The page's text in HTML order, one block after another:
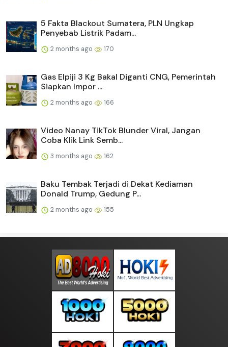
5 Fakta Blackout Sumatera, PLN Ungkap
Penyebab Listrik Padam...
2 months ago 170
Gas Elpiji 3 Kg Bakal Diganti CNG, Pemerintah
Siapkan Impor ...
2 months ago 166
Video Nanay TikTok Blunder Viral, Jangan
Coba Klik Link Semb...
3 months ago 162
Baku Tembak Terjadi di Dekat Kediaman
Donald Trump, Gedung P...
2 months ago 155